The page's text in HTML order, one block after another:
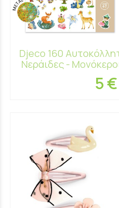
Djeco 160
Νεράιδες -
5 €